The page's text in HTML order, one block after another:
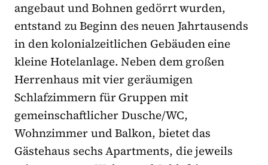
angebaut und Bohnen gedörrt wurden,
entstand zu Beginn des neuen Jahrtausends
in den kolonialzeitlichen Gebäuden eine
kleine Hotelanlage. Neben dem großen
Herrenhaus mit vier geräumigen
Schlafzimmern für Gruppen mit
gemeinschaftlicher Dusche/WC,
Wohnzimmer und Balkon, bietet das
Gästehaus sechs Apartments, die jeweils